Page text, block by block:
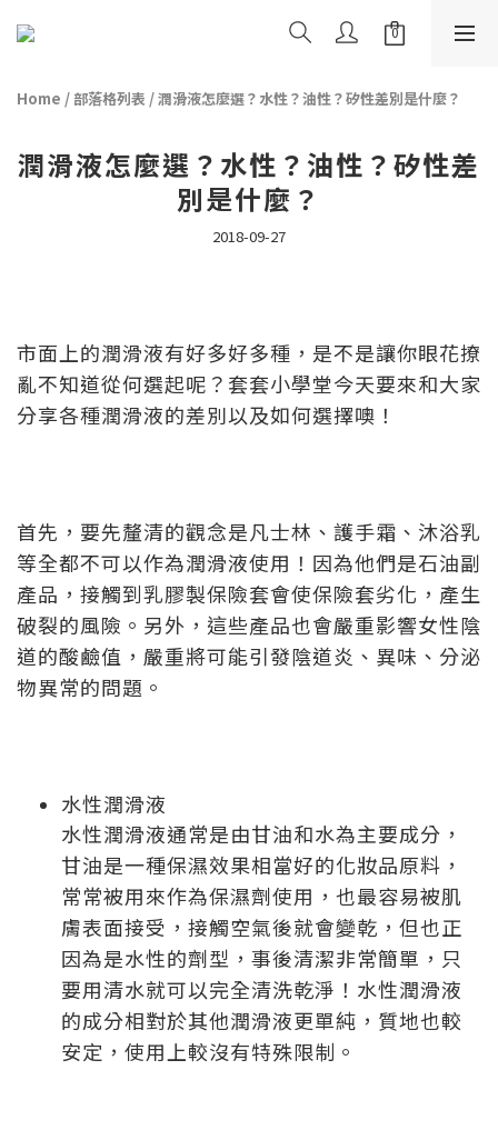
Home / 部落格列表 /潤滑液怎麼選？水性？油性？矽性差別是什麼？
潤滑液怎麼選？水性？油性？矽性差
別是什麼？
2018-09-27
市面上的潤滑液有好多好多種，是不是讓你眼花撩
亂不知道從何選起呢？套套小學堂今天要來和大家
分享各種潤滑液的差別以及如何選擇噢！
首先，要先釐清的觀念是凡士林、護手霜、沐浴乳
等全都不可以作為潤滑液使用！因為他們是石油副
產品，接觸到乳膠製保險套會使保險套劣化，產生
破裂的風險。另外，這些產品也會嚴重影響女性陰
道的酸鹼值，嚴重將可能引發陰道炎、異味、分泌
物異常的問題。
水性潤滑液
水性潤滑液通常是由甘油和水為主要成分，
甘油是一種保濕效果相當好的化妝品原料，
常常被用來作為保濕劑使用，也最容易被肌
膚表面接受，接觸空氣後就會變乾，但也正
因為是水性的劑型，事後清潔非常簡單，只
要用清水就可以完全清洗乾淨！水性潤滑液
的成分相對於其他潤滑液更單純，質地也較
安定，使用上較沒有特殊限制。